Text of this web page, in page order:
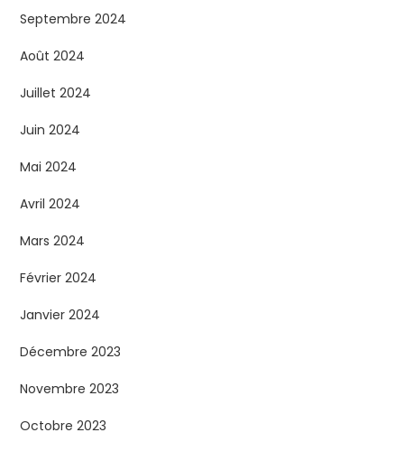
Septembre 2024
Août 2024
Juillet 2024
Juin 2024
Mai 2024
Avril 2024
Mars 2024
Février 2024
Janvier 2024
Décembre 2023
Novembre 2023
Octobre 2023